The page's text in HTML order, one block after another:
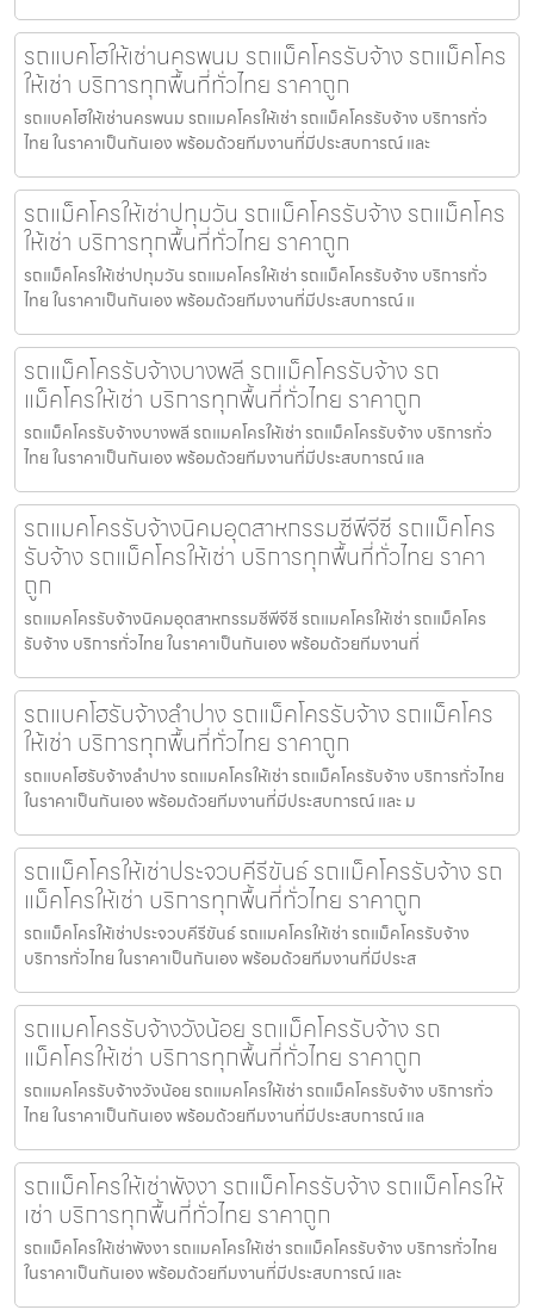
รถแบคโฮให้เช่านครพนม รถแม็คโครรับจ้าง รถแม็คโคร
ให้เช่า บริการทุกพื้นที่ทั่วไทย ราคาถูก
รถแบคโฮให้เช่านครพนม รถแมคโครให้เช่า รถแม็คโครรับจ้าง บริการทั่ว
ไทย ในราคาเป็นกันเอง พร้อมด้วยทีมงานที่มีประสบการณ์ และ
รถแม็คโครให้เช่าปทุมวัน รถแม็คโครรับจ้าง รถแม็คโคร
ให้เช่า บริการทุกพื้นที่ทั่วไทย ราคาถูก
รถแม็คโครให้เช่าปทุมวัน รถแมคโครให้เช่า รถแม็คโครรับจ้าง บริการทั่ว
ไทย ในราคาเป็นกันเอง พร้อมด้วยทีมงานที่มีประสบการณ์ แ
รถแม็คโครรับจ้างบางพลี รถแม็คโครรับจ้าง รถ
แม็คโครให้เช่า บริการทุกพื้นที่ทั่วไทย ราคาถูก
รถแม็คโครรับจ้างบางพลี รถแมคโครให้เช่า รถแม็คโครรับจ้าง บริการทั่ว
ไทย ในราคาเป็นกันเอง พร้อมด้วยทีมงานที่มีประสบการณ์ แล
รถแมคโครรับจ้างนิคมอุตสาหกรรมซีพีจีซี รถแม็คโคร
รับจ้าง รถแม็คโครให้เช่า บริการทุกพื้นที่ทั่วไทย ราคา
ถูก
รถแมคโครรับจ้างนิคมอุตสาหกรรมซีพีจีซี รถแมคโครให้เช่า รถแม็คโคร
รับจ้าง บริการทั่วไทย ในราคาเป็นกันเอง พร้อมด้วยทีมงานที่
รถแบคโฮรับจ้างลำปาง รถแม็คโครรับจ้าง รถแม็คโคร
ให้เช่า บริการทุกพื้นที่ทั่วไทย ราคาถูก
รถแบคโฮรับจ้างลำปาง รถแมคโครให้เช่า รถแม็คโครรับจ้าง บริการทั่วไทย
ในราคาเป็นกันเอง พร้อมด้วยทีมงานที่มีประสบการณ์ และ ม
รถแม็คโครให้เช่าประจวบคีรีขันธ์ รถแม็คโครรับจ้าง รถ
แม็คโครให้เช่า บริการทุกพื้นที่ทั่วไทย ราคาถูก
รถแม็คโครให้เช่าประจวบคีรีขันธ์ รถแมคโครให้เช่า รถแม็คโครรับจ้าง
บริการทั่วไทย ในราคาเป็นกันเอง พร้อมด้วยทีมงานที่มีประส
รถแมคโครรับจ้างวังน้อย รถแม็คโครรับจ้าง รถ
แม็คโครให้เช่า บริการทุกพื้นที่ทั่วไทย ราคาถูก
รถแมคโครรับจ้างวังน้อย รถแมคโครให้เช่า รถแม็คโครรับจ้าง บริการทั่ว
ไทย ในราคาเป็นกันเอง พร้อมด้วยทีมงานที่มีประสบการณ์ แล
รถแม็คโครให้เช่าพังงา รถแม็คโครรับจ้าง รถแม็คโครให้
เช่า บริการทุกพื้นที่ทั่วไทย ราคาถูก
รถแม็คโครให้เช่าพังงา รถแมคโครให้เช่า รถแม็คโครรับจ้าง บริการทั่วไทย
ในราคาเป็นกันเอง พร้อมด้วยทีมงานที่มีประสบการณ์ และ